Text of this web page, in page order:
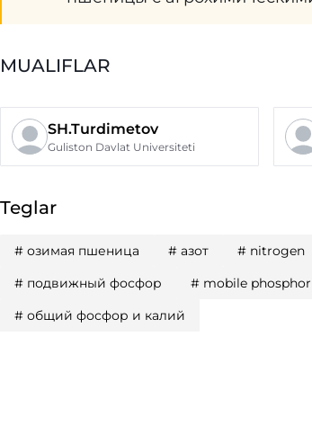
MUALIFLAR
SH.Turdimetov
Guliston Davlat Universiteti
Teglar
# озимая пшеница # азот # nitrogen
# подвижный фосфор # mobile
# общий фосфор и калий